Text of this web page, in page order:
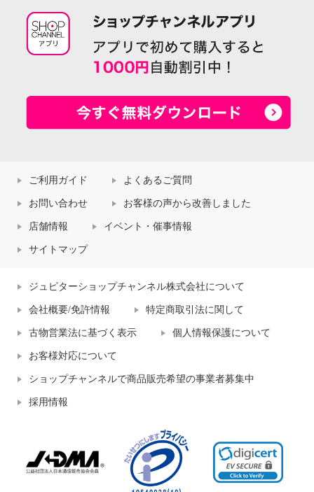
ご利用ガイド よくあるご質問
お問い合わせ お客様の声から改善しました
店舗情報 イベント・催事情報
サイトマップ
ジュピターショップチャンネル株式会社について
会社概要/免許情報 特定商取引法に関して
古物営業法に基づく表示 個人情報保護について
お客様対応について
ショップチャンネルで商品販売希望の事業者募集中
採用情報